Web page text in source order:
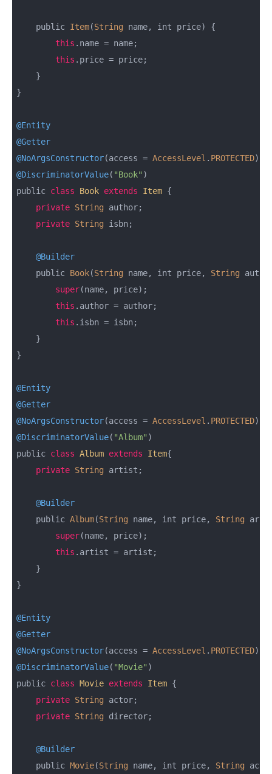
    public
Item(String name, int price) {
this .name = name;
this .price = price;
    }
}
@Entity
@Getter
@NoArgsConstructor(access = AccessLevel . PROTECTED
@DiscriminatorValue( "Book" )
public class Book extends Item {
private String author;
private String isbn;
@Builder
    public
Book(String name, int price, String
super(name, price);
this .author = author;
this .isbn = isbn;
    }
}
@Entity
@Getter
@NoArgsConstructor(access = AccessLevel . PROTECTED
@DiscriminatorValue( "Album" )
public class Album extends Item{
private String artist;
@Builder
    public
Album(String name, int price, String
super(name, price);
this .artist = artist;
    }
}
@Entity
@Getter
@NoArgsConstructor(access = AccessLevel . PROTECTED
@DiscriminatorValue( "Movie" )
public class Movie extends Item {
private String actor;
private String director;
@Builder
    public
Movie(String name, int price, String